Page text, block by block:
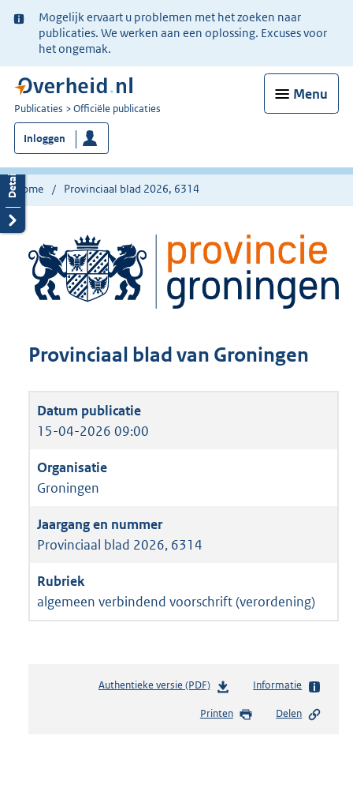
Ter
informatie:
Mogelijk ervaart u problemen met het zoeken naar
publicaties. We werken aan een oplossing. Excuses voor
het ongemak.
Menu
U
bent
nu
hier:
Publicaties Officiële publicaties
Inloggen
Home Provinciaal blad 2026, 6314
Provinciaal blad van Groningen
15-04-2026 09:00
Groningen
Provinciaal blad 2026, 6314
algemeen verbindend voorschrift (verordening)
Authentieke versie (PDF)b
s
Informatie
Printen Delen